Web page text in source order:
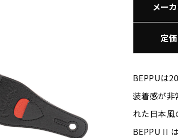
メー
定価
BEPPUは
装着感が非
れた日本風
BEPPU II